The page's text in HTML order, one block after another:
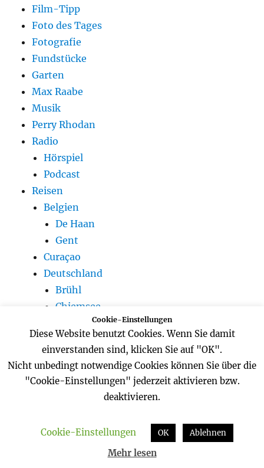
Film-Tipp
Foto des Tages
Fotografie
Fundstücke
Garten
Max Raabe
Musik
Perry Rhodan
Radio
Hörspiel
Podcast
Reisen
Belgien
De Haan
Gent
Curaçao
Deutschland
Brühl
Chiemsee
Frankfurt
Garching
Koblenz
Köln
Korfu
Cookie-Einstellungen
Diese Website benutzt Cookies. Wenn Sie damit
einverstanden sind, klicken Sie auf "OK".
Nicht unbedingt notwendige Cookies können Sie über die
"Cookie-Einstellungen" jederzeit aktivieren bzw.
deaktivieren.
Cookie-Einstellungen OK Ablehnen
Mehr lesen